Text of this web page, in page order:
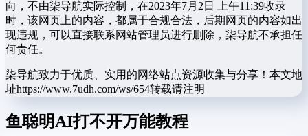
向，不由柒导航实际控制，在2023年7月2日 上午11:39收录
时，该网页上的内容，都属于合规合法，后期网页的内容如出
现违规，可以直接联系网站管理员进行删除，柒导航不承担任
何责任。
柒导航致力于优质、实用的网络站点资源收集与分享！ 本文地
址https://www.7udh.com/ws/654转载请注明
鱼聪明AI打不开万能教程